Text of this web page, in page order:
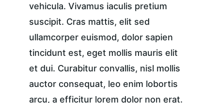
vehicula. Vivamus iaculis pretium
suscipit. Cras mattis, elit sed
ullamcorper euismod, dolor sapien
tincidunt est, eget mollis mauris elit
et dui. Curabitur convallis, nisl mollis
auctor consequat, leo enim lobortis
arcu, a efficitur lorem dolor non erat.